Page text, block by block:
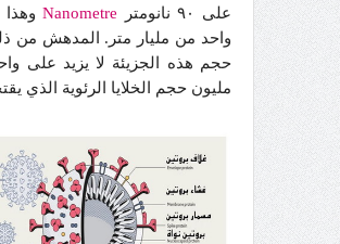
على ٩٠ نانومتر
Nanometreوهذا
واحد من مليار متر. المدهش من
حجم هذه الجزيئة لا يزيد على
مليون حجم الخلايا الرئوية الذي